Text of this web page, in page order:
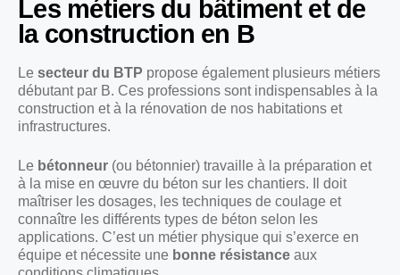
Les métiers du bâtiment et de
la construction en B
Le secteur du BTP propose également plusieurs métiers
débutant par B. Ces professions sont indispensables à la
construction et à la rénovation de nos habitations et
infrastructures.
Le bétonneur (ou bétonnier) travaille à la préparation et
à la mise en œuvre du béton sur les chantiers. Il doit
maîtriser les dosages, les techniques de coulage et
connaître les différents types de béton selon les
applications. C’est un métier physique qui s’exerce en
équipe et nécessite une bonne résistance aux